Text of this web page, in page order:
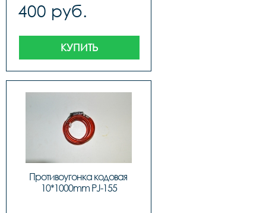
400 руб.
КУПИТЬ
Противоугонка кодовая
10*1000mm PJ-155